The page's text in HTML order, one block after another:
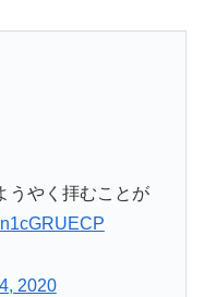
うやく拝むことが
2020